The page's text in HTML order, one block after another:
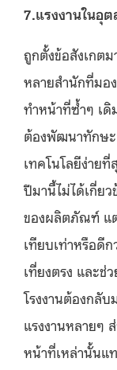
7.แรงงานในอุ
ถูกตั้งข้อสังเกต
หลายสำนักที่มอ
ทำหน้าที่ซ้ำๆ เ
ต้องพัฒนาทักษะ
เทคโนโลยีง่าย
ปีมานี้ไม่ได้เกี่ย
ของผลิตภัณฑ์ แต่
เทียบเท่าหรือดี
เที่ยงตรง และช่
โรงงานต้องกลั
แรงงานหลายๆ
หน้าที่เหล่านั้นแ